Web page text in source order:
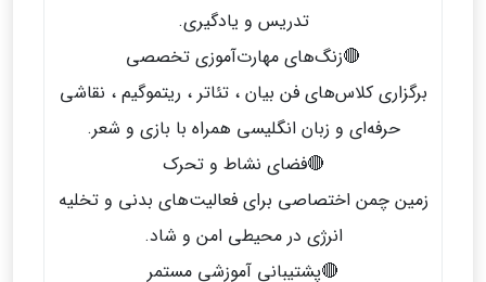
تدریس و یادگیری.
🔴زنگ‌های مهارت‌آموزی تخصصی
برگزاری کلاس‌های فن بیان ، تئاتر ، ریتموگیم ، نقاشی
حرفه‌ای و زبان انگلیسی همراه با بازی و شعر.
🔴فضای نشاط و تحرک
زمین چمن اختصاصی برای فعالیت‌های بدنی و تخلیه
انرژی در محیطی امن و شاد.
🔴پشتیبانی آموزشی مستمر